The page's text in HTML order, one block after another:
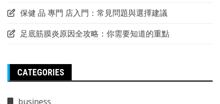
保健 品 專門 店入門：常見問題與選擇建議
足底筋膜炎原因全攻略：你需要知道的重點
CATEGORIES
business